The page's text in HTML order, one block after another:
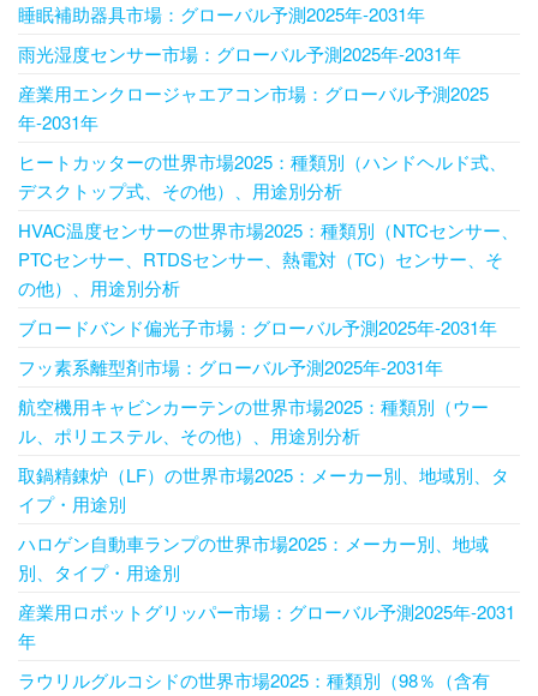
睡眠補助器具市場：グローバル予測2025年-2031年
雨光湿度センサー市場：グローバル予測2025年-2031年
産業用エンクロージャエアコン市場：グローバル予測2025
年-2031年
ヒートカッターの世界市場2025：種類別（ハンドヘルド式、
デスクトップ式、その他）、用途別分析
HVAC温度センサーの世界市場2025：種類別（NTCセンサー、
PTCセンサー、RTDSセンサー、熱電対（TC）センサー、そ
の他）、用途別分析
ブロードバンド偏光子市場：グローバル予測2025年-2031年
フッ素系離型剤市場：グローバル予測2025年-2031年
航空機用キャビンカーテンの世界市場2025：種類別（ウー
ル、ポリエステル、その他）、用途別分析
取鍋精錬炉（LF）の世界市場2025：メーカー別、地域別、タ
イプ・用途別
ハロゲン自動車ランプの世界市場2025：メーカー別、地域
別、タイプ・用途別
産業用ロボットグリッパー市場：グローバル予測2025年-2031
年
ラウリルグルコシドの世界市場2025：種類別（98％（含有